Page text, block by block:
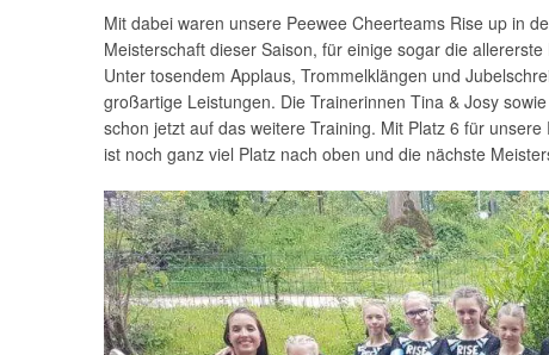
Mit dabei waren unsere Peewee Cheerteams Rise up in
Meisterschaft dieser Saison, für einige sogar die
Unter tosendem Applaus, Trommelklängen und
großartige Leistungen. Die Trainerinnen Tina & Josy
schon jetzt auf das weitere Training. Mit Platz 6 für
ist noch ganz viel Platz nach oben und die nächste